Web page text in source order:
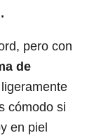
.
pero con
de
cómodo si
en piel